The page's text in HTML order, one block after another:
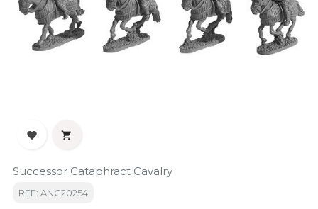
 
Successor Cataphract Cavalry
REF: ANC20254